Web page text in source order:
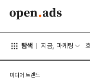
탐색 지금, 마케팅
미디어 트렌드